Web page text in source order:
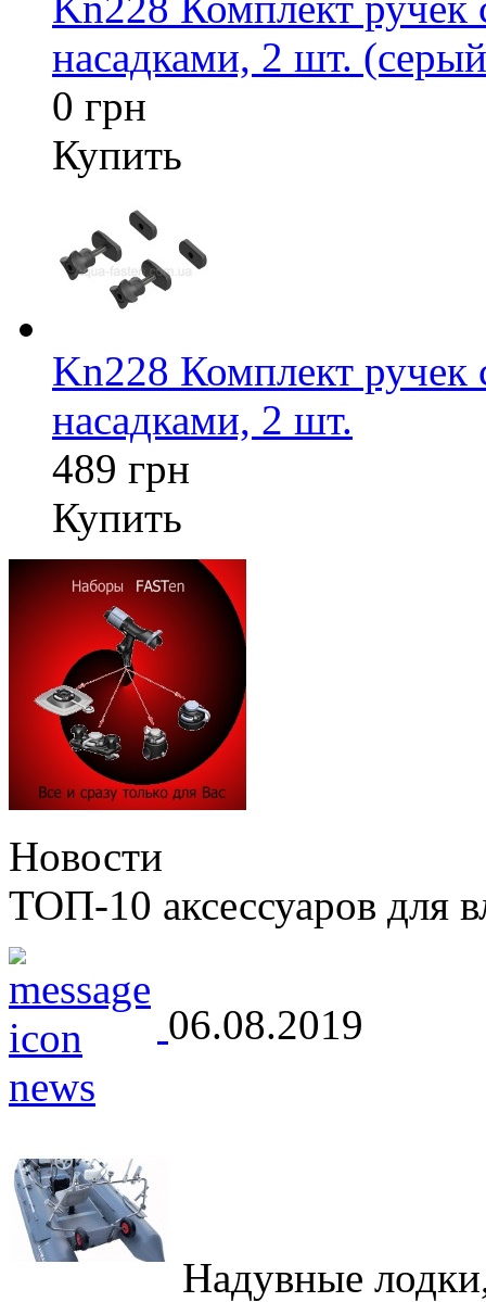
насадками, 2 шт.
0 грн
Купить
Kn228 Комплект
насадками, 2 шт.
489 грн
Купить
Новости
ТОП-10 аксессуаров для
06.08.2019
Надувные